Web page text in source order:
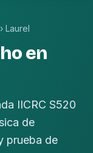
› Laurel
en
IICRC S520
de
prueba de